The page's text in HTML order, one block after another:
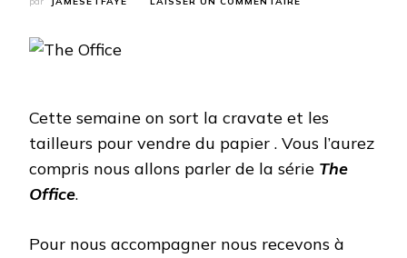
Cette semaine on sort la cravate et les
tailleurs pour vendre du papier . Vous l’aurez
compris nous allons parler de la série The
Office.
Pour nous accompagner nous recevons à